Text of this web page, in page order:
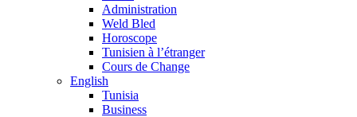
Administration
Weld Bled
Horoscope
Tunisien à l’étranger
Cours de Change
English
Tunisia
Business